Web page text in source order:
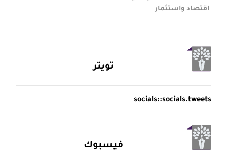
اقتصاد واستثمار
تويتر
socials::socials.tweets
فيسبوك